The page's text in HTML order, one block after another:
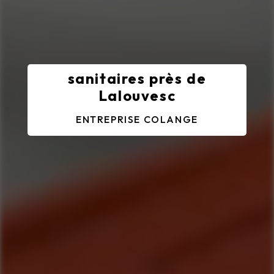
sanitaires près de
Lalouvesc
ENTREPRISE COLANGE